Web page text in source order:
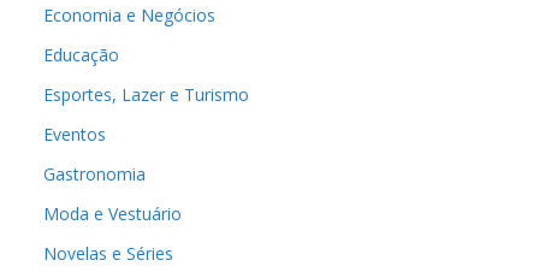
Economia e Negócios
Educação
Esportes, Lazer e Turismo
Eventos
Gastronomia
Moda e Vestuário
Novelas e Séries